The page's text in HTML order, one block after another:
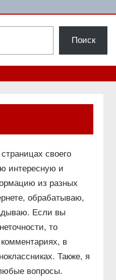
Поиск
своего
интересную и
из разных
обрабатываю,
Если вы
то
в
Также, я
вопросы.